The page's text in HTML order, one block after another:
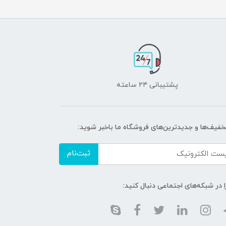
پشتیبانی ۲۴ ساعته
و جدیدترین‌های فروشگاه ما باخبر شوید:
ثبت‌نام
در شبکه‌های اجتماعی دنبال کنید: